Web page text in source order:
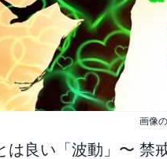
画像
は良い「波動」〜 禁